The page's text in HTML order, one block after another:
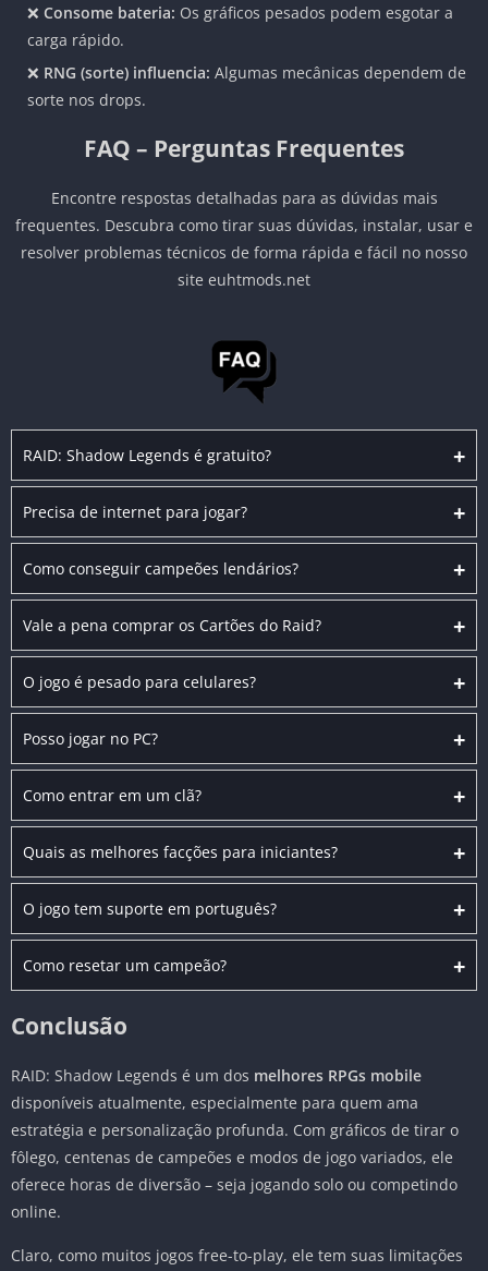
❌ Consome bateria: Os gráficos pesados podem esgotar a
carga rápido.
❌ RNG (sorte) influencia: Algumas mecânicas dependem de
sorte nos drops.
FAQ – Perguntas Frequentes
Encontre respostas detalhadas para as dúvidas mais
frequentes. Descubra como tirar suas dúvidas, instalar, usar e
resolver problemas técnicos de forma rápida e fácil no nosso
site euhtmods.net
+
RAID: Shadow Legends é gratuito?
+
Precisa de internet para jogar?
+
Como conseguir campeões lendários?
+
Vale a pena comprar os Cartões do Raid?
+
O jogo é pesado para celulares?
+
Posso jogar no PC?
+
Como entrar em um clã?
+
Quais as melhores facções para iniciantes?
+
O jogo tem suporte em português?
+
Como resetar um campeão?
Conclusão
RAID: Shadow Legends é um dos melhores RPGs mobile
disponíveis atualmente, especialmente para quem ama
estratégia e personalização profunda. Com gráficos de tirar o
fôlego, centenas de campeões e modos de jogo variados, ele
oferece horas de diversão – seja jogando solo ou competindo
online.
Claro, como muitos jogos free-to-play, ele tem suas limitações